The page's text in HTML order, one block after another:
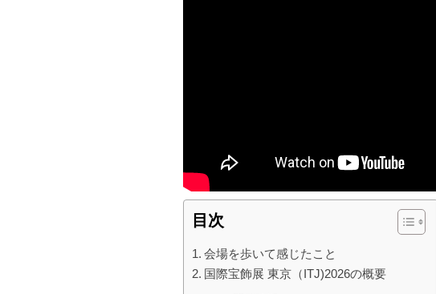
目次
会場を歩いて感じたこと
国際宝飾展 東京（ITJ)2026の概要